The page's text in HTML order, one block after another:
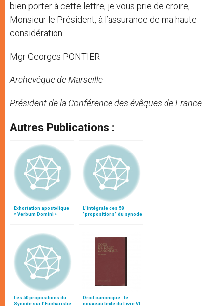
bien porter à cette lettre, je vous prie de croire,
Monsieur le Président, à l’assurance de ma haute
considération.
Mgr Georges PONTIER
Archevêque de Marseille
Président de la Conférence des évêques de France
Autres Publications :
Exhortation apostolique
« Verbum Domini »
L'intégrale des 58
"propositions" du synode
Les 50 propositions du
Synode sur l’Eucharistie
Droit canonique : le
nouveau texte du Livre VI